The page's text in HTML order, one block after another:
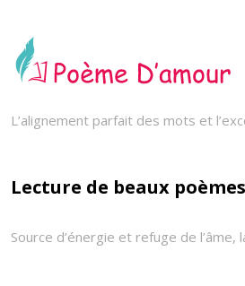
L’alignement parfait des mots et
Lecture de beaux poèmes
Source d’énergie et refuge de